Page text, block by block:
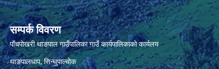
सम्पर्क विवरण
पाँचपाेखरी थाङपाल गाउँपालिका गाउँ कार्यपालिकाको कार्यलय
थाङपालधाप, सिन्घुपाल्चाेक